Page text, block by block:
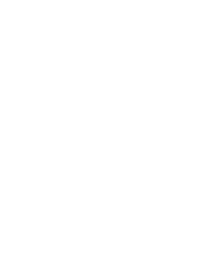
La propuesta de
hogar es
específicas de
posibilidad de
hasta los
su estilo y
ofrecer modelos